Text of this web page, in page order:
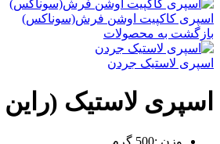
اسپری کاکپیت اوشن فرش(سوناکس)
بازگشت به محصولات
اسپری لاستیک جردن
اسپری لاستیک
وزن :500 گرم